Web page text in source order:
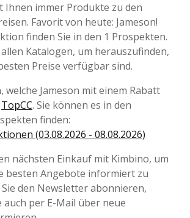
Ihnen immer Produkte zu den
Favorit von heute: Jameson!
finden Sie in den 1 Prospekten.
Katalogen, um herauszufinden,
Preise verfügbar sind.
welche Jameson mit einem Rabatt
TopCC. Sie können es in den
finden:
(03.08.2026 - 08.08.2026)
nächsten Einkauf mit Kimbino, um
besten Angebote informiert zu
den Newsletter abonnieren,
auch per E-Mail über neue